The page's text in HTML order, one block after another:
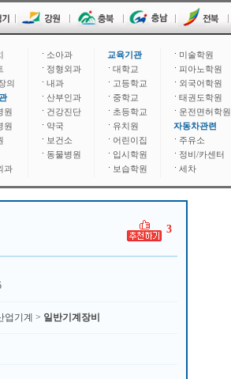
의
원
원
과
소아과
정형외과
내과
산부인과
건강진단
약국
보건소
동물병원
교육기관
대학교
고등학교
중학교
초등학교
유치원
어린이집
입시학원
보습학원
미술학원
피아노학원
외국어학원
태권도학원
운전면허학원
자동차관련
주유소
정비/카센터
세차
3
업기계 > 일반기계장비